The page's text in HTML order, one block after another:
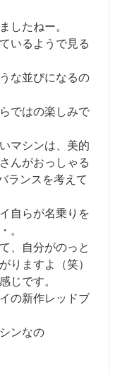
したねー。
いるようで見る
な並びになるの
ではの楽しみで
マシンは、美的
んがおっしゃる
ランスを考えて
自らが名乗りを
。
、自分がのっと
りますよ（笑）
じです。
の新作レッドブ
ンなの